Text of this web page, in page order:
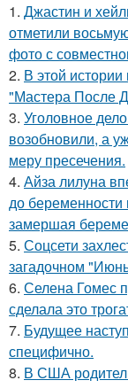
1. Джастин и
отметили
фото с
2. В этой
"Мастера После
3. Уголовное
возобновили, а
меру пресечения.
4. Айза лилуна
до
замершая
5. Соцсети
загадочном
6. Селена Гомес
сделала это
7. Будущее
специфично.
8. В США